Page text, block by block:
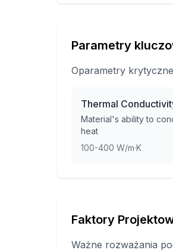
Parametry
Oparametry
Thermal
Material's ability to
heat
100-400 W/m·K
Faktory
Ważne rozważania